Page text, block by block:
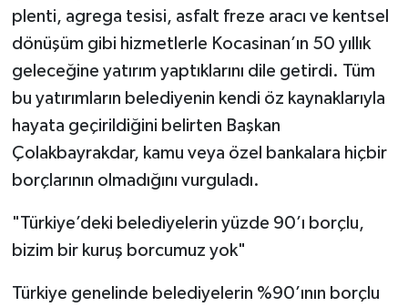
plenti, agrega tesisi, asfalt freze aracı ve kentsel
dönüşüm gibi hizmetlerle Kocasinan’ın 50 yıllık
geleceğine yatırım yaptıklarını dile getirdi. Tüm
bu yatırımların belediyenin kendi öz kaynaklarıyla
hayata geçirildiğini belirten Başkan
Çolakbayrakdar, kamu veya özel bankalara hiçbir
borçlarının olmadığını vurguladı.
"Türkiye’deki belediyelerin yüzde 90’ı borçlu,
bizim bir kuruş borcumuz yok"
Türkiye genelinde belediyelerin %90’ının borçlu